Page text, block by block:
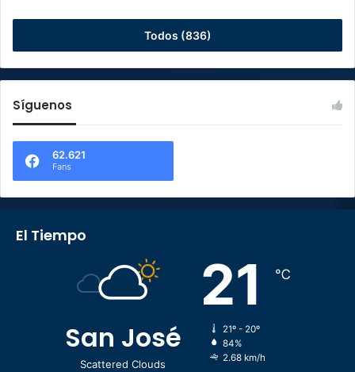
Todos (836)
Síguenos
62.621
Fans
El Tiempo
San José
Scattered Clouds
21 ℃
21º - 20º
84%
2.68 km/h